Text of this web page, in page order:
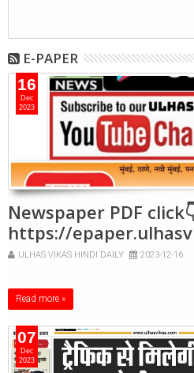
E-PAPER
16
Dec
2023
Newspaper PDF
https://
ULHAS VIKAS HINDI DAILY 2023-12-16
Read more »
07
Dec
2023